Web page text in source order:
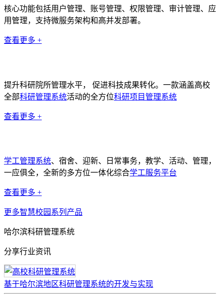
核心功能包括用户管理、账号管理、权限管理、审计管理、应
用管理，支持微服务架构和高并发部署。
查看更多 +
提升科研院所管理水平， 促进科技成果转化。一款涵盖高校
全部科研管理系统活动的全方位科研项目管理系统
查看更多 +
学工管理系统、宿舍、迎新、日常事务，教学、活动、管理，
一应俱全，全新的多方位一体化综合学工服务平台
查看更多 +
更多智慧校园系列产品
哈尔滨科研管理系统
分享行业资讯
基于哈尔滨地区科研管理系统的开发与实现